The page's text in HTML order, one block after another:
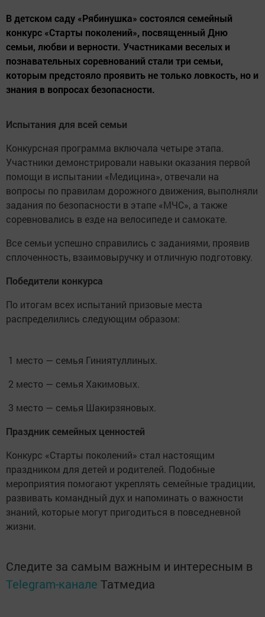
В детском саду «Рябинушка» состоялся семейный
конкурс «Старты поколений», посвященный Дню
семьи, любви и верности. Участниками веселых и
познавательных соревнований стали три семьи,
которым предстояло проявить не только ловкость, но и
знания в вопросах безопасности.
Испытания для всей семьи
Конкурсная программа включала четыре этапа.
Участники демонстрировали навыки оказания первой
помощи в испытании «Медицина», отвечали на
вопросы по правилам дорожного движения, выполняли
задания по безопасности в этапе «МЧС», а также
соревновались в езде на велосипеде и самокате.
Все семьи успешно справились с заданиями, проявив
сплоченность, взаимовыручку и отличную подготовку.
Победители конкурса
По итогам всех испытаний призовые места
распределились следующим образом:
1 место — семья Гиниятуллиных.
2 место — семья Хакимовых.
3 место — семья Шакирзяновых.
Праздник семейных ценностей
Конкурс «Старты поколений» стал настоящим
праздником для детей и родителей. Подобные
мероприятия помогают укреплять семейные традиции,
развивать командный дух и напоминать о важности
знаний, которые могут пригодиться в повседневной
жизни.
Следите за самым важным и интересным в
Telegram-канале Татмедиа